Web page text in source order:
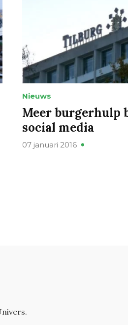
Nieuws
Meer burgerhulp
social media
07 januari 2016